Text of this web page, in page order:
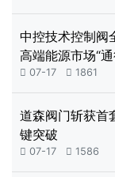
中控技术控制阀
高端能源市场“
 07-17  1861
道森阀门斩获首
键突破
 07-17  1586